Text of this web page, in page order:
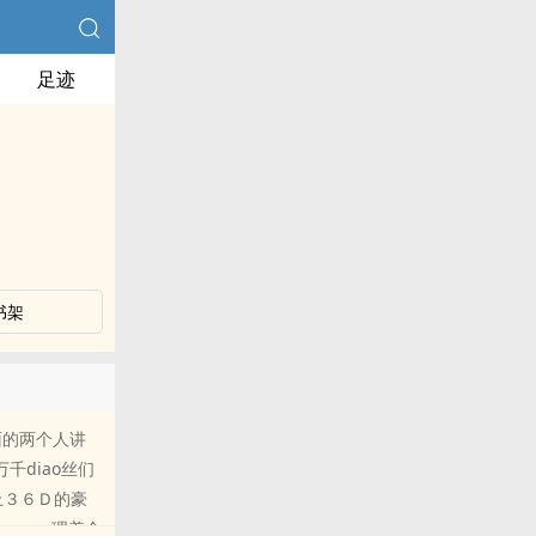
足迹
架
两个人讲
千diao丝们
６Ｄ的豪
guan理着全